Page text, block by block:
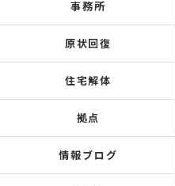
事務所
原状回復
住宅解体
拠点
情報ブログ